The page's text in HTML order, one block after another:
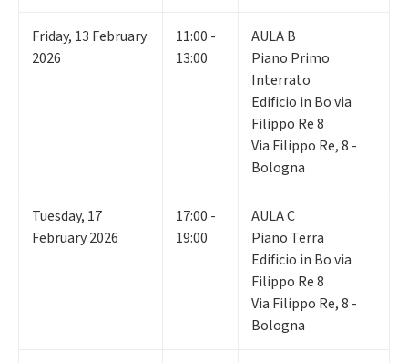
Friday, 13 February
2026
11:00 -
13:00
AULA B
Piano Primo
Interrato
Edificio in Bo via
Filippo Re 8
Via Filippo Re, 8 -
Bologna
Tuesday, 17
February 2026
17:00 -
19:00
AULA C
Piano Terra
Edificio in Bo via
Filippo Re 8
Via Filippo Re, 8 -
Bologna